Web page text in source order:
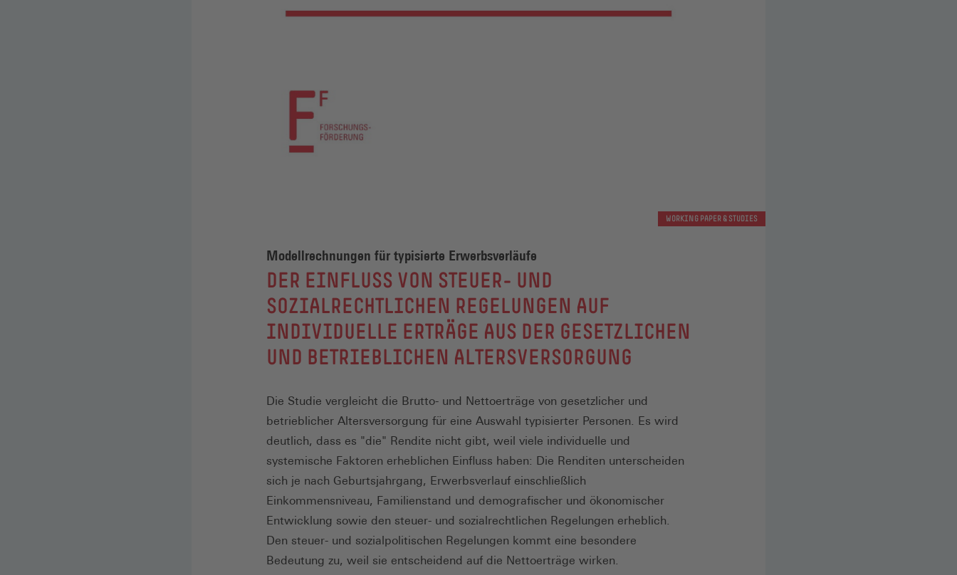
WORKING PAPER & STUDIES
Modellrechnungen für typisierte Erwerbsverläufe
:
DER EINFLUSS VON STEUER- UND
SOZIALRECHTLICHEN REGELUNGEN AUF
INDIVIDUELLE ERTRÄGE AUS DER GESETZLICHEN
UND BETRIEBLICHEN ALTERSVERSORGUNG
Die Studie vergleicht die Brutto- und Nettoerträge von gesetzlicher und
betrieblicher Altersversorgung für eine Auswahl typisierter Personen. Es wird
deutlich, dass es "die" Rendite nicht gibt, weil viele individuelle und
systemische Faktoren erheblichen Einfluss haben: Die Renditen unterscheiden
sich je nach Geburtsjahrgang, Erwerbsverlauf einschließlich
Einkommensniveau, Familienstand und demografischer und ökonomischer
Entwicklung sowie den steuer- und sozialrechtlichen Regelungen erheblich.
Den steuer- und sozialpolitischen Regelungen kommt eine besondere
Bedeutung zu, weil sie entscheidend auf die Nettoerträge wirken.